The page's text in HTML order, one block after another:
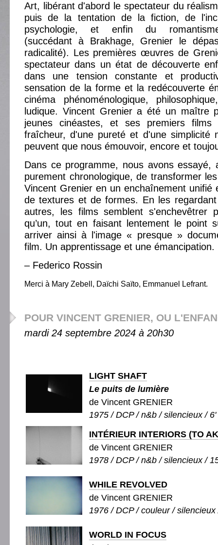
Art, libérant d'abord le spectateur du
puis de la tentation de la fiction, de
psychologie, et enfin du
(succédant à Brakhage, Grenier le
radicalité). Les premières œuvres de
spectateur dans un état de découverte
dans une tension constante et
sensation de la forme et la redécouverte
cinéma phénoménologique,
ludique. Vincent Grenier a été un maître
jeunes cinéastes, et ses premiers films
fraîcheur, d'une pureté et d'une simplicité
peuvent que nous émouvoir, encore et
Dans ce programme, nous avons essayé,
purement chronologique, de transformer
Vincent Grenier en un enchaînement unifié
de textures et de formes. En les
autres, les films semblent s'enchevêtrer
qu’un, tout en faisant lentement le point
arriver ainsi à l'image « presque »
film. Un apprentissage et une émancipation.
– Federico Rossin
Merci à Mary Zebell, Daïchi Saïto, Emmanuel Lefrant.
POUR VINCENT GRENIER, OU
mardi 24 septembre 2024 à 20h30
LIGHT SHAFT
Le puits de lumière
de Vincent GRENIER
1975 / DCP / n&b / silencieux / 6'
INTÉRIEUR INTERIORS (TO
de Vincent GRENIER
1978 / DCP / n&b / silencieux /
WHILE REVOLVED
de Vincent GRENIER
1976 / DCP / couleur / silencieux
WORLD IN FOCUS